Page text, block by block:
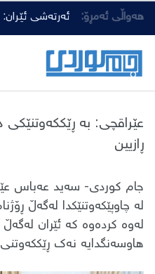
هەواڵی ئەمڕۆ: ئەرتەشی
هەرچەشنە
و
عێراقچی: بە ڕێککەوتنێکی
ڕازیین
جام کوردی- سەید عەباس
لە چاوپێکەوتنێکدا لەگەڵ
لەوە کردەوە کە ئێران لەگەڵ
هاوسەنگدایە نەک ڕێککەوتنی